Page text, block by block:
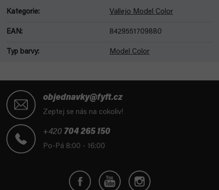
Kategorie: Vallejo Model Color
EAN: 8429551709880
Typ barvy: Model Color
objednavky@fyft.cz
Zeptej se nás na cokoliv!
+420 704 265 150
Po-Pá 8:00 - 16:00